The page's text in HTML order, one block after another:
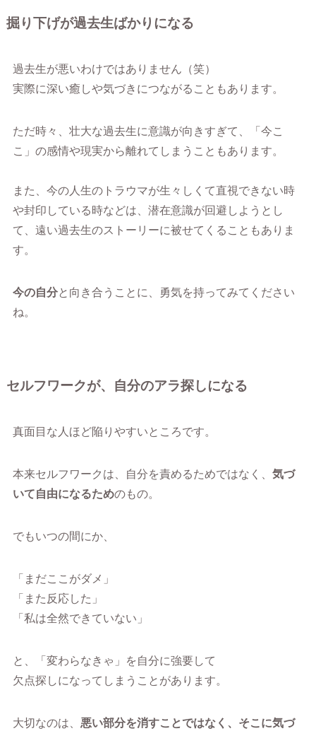
掘り下げが過去生ばかりになる
過去生が悪いわけではありません（笑）
実際に深い癒しや気づきにつながることもあります。
ただ時々、壮大な過去生に意識が向きすぎて、「今こ
こ」の感情や現実から離れてしまうこともあります。
また、今の人生のトラウマが生々しくて直視できない時
や封印している時などは、潜在意識が回避しようとし
て、遠い過去生のストーリーに被せてくることもありま
す。
今の自分と向き合うことに、勇気を持ってみてください
ね。
セルフワークが、自分のアラ探しになる
真面目な人ほど陥りやすいところです。
本来セルフワークは、自分を責めるためではなく、 気づ
いて自由になるためのもの。
でもいつの間にか、
「まだここがダメ」
「また反応した」
「私は全然できていない」
と、「変わらなきゃ」を自分に強要して
欠点探しになってしまうことがあります。
大切なのは、 悪い部分を消すことではなく、そこに気づ